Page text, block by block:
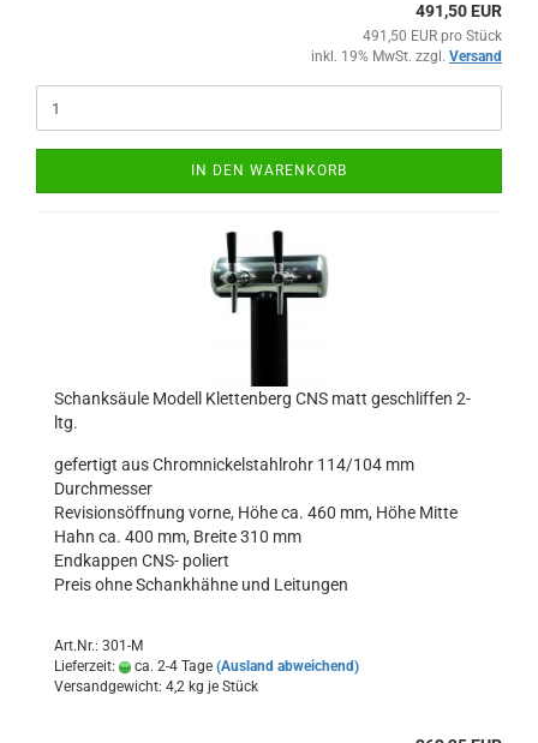
491,50 EUR
491,50 EUR pro Stück
inkl. 19% MwSt. zzgl. Versand
IN DEN WARENKORB
Schanksäule Modell Klettenberg CNS matt geschliffen 2-
ltg.
gefertigt aus Chromnickelstahlrohr 114/104 mm
Durchmesser
Revisionsöffnung vorne, Höhe ca. 460 mm, Höhe Mitte
Hahn ca. 400 mm, Breite 310 mm
Endkappen CNS- poliert
Preis ohne Schankhähne und Leitungen
Art.Nr.: 301-M
Lieferzeit:
ca. 2-4 Tage (Ausland abweichend)
Versandgewicht: 4,2 kg je Stück